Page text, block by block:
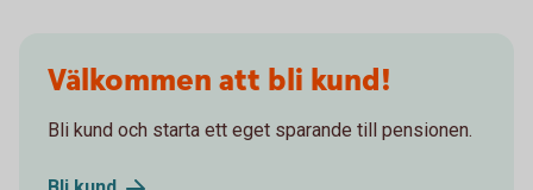
Välkommen att bli kund!
Bli kund och starta ett eget sparande till pensionen.